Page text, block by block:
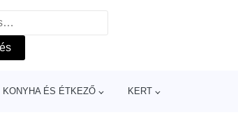
KONYHA ÉS ÉTKEZŐ KERT